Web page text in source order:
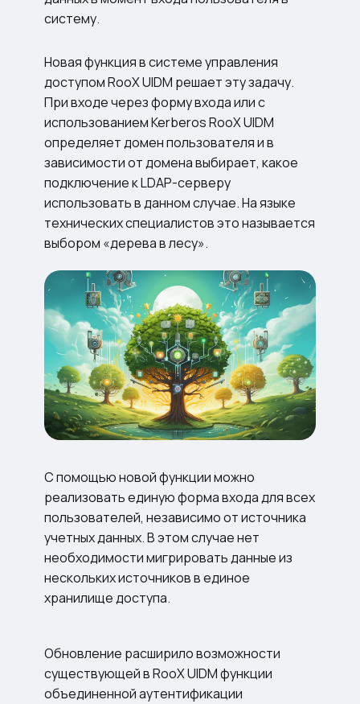
систему.
Новая функция в системе управления
доступом RooX UIDM решает эту задачу.
При входе через форму входа или с
использованием Kerberos RooX UIDM
определяет домен пользователя и в
зависимости от домена выбирает, какое
подключение к LDAP-серверу
использовать в данном случае. На языке
технических специалистов это называется
выбором «дерева в лесу».
С помощью новой функции можно
реализовать единую форма входа для всех
пользователей, независимо от источника
учетных данных. В этом случае нет
необходимости мигрировать данные из
нескольких источников в единое
хранилище доступа.
Обновление расширило возможности
существующей в RooX UIDM функции
объединенной аутентификации